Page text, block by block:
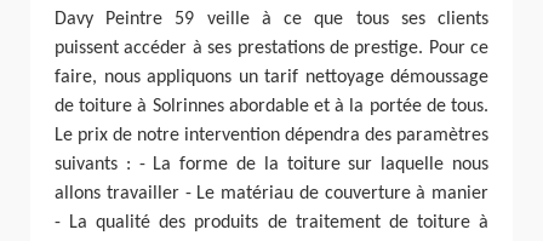
Davy Peintre 59 veille à ce que tous ses clients
puissent accéder à ses prestations de prestige. Pour ce
faire, nous appliquons un tarif nettoyage démoussage
de toiture à Solrinnes abordable et à la portée de tous.
Le prix de notre intervention dépendra des paramètres
suivants : - La forme de la toiture sur laquelle nous
allons travailler - Le matériau de couverture à manier
- La qualité des produits de traitement de toiture à